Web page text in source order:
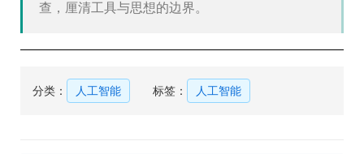
查，厘清工具与思想的边界。
分类： 人工智能 标签： 人工智能